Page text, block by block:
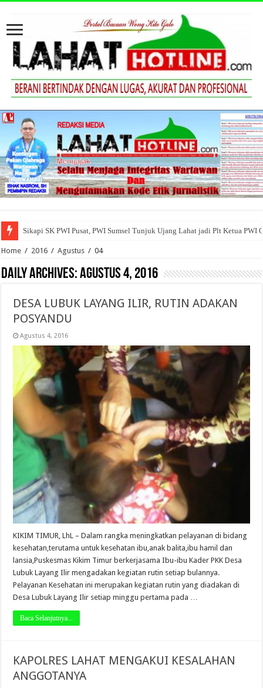
Sikapi SK PWI Pusat, PWI Sumsel Tunjuk Ujang Lahat jadi Plt Ketua PWI
Home / 2016 / Agustus / 04
Daily Archives:Agustus 4, 2016
DESA LUBUK LAYANG ILIR, RUTIN ADAKAN
POSYANDU
Agustus 4, 2016
KIKIM TIMUR, LhL – Dalam rangka meningkatkan pelayanan di bidang
kesehatan,terutama untuk kesehatan ibu,anak balita,ibu hamil dan
lansia,Puskesmas Kikim Timur berkerjasama Ibu-ibu Kader PKK Desa
Lubuk Layang Ilir mengadakan kegiatan rutin setiap bulannya.
Pelayanan Kesehatan ini merupakan kegiatan rutin yang diadakan di
Desa Lubuk Layang Ilir setiap minggu pertama pada …
Baca Selanjutnya...
KAPOLRES LAHAT MENGAKUI KESALAHAN
ANGGOTANYA